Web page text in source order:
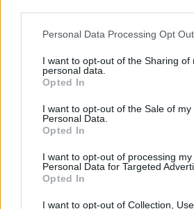
Please note that this website/app uses
not limited to your visit or usage
grant or deny consent to Google and
use your data for below specified
consent section.
Personal Data Processing Opt
I want to opt-out of the Sharing of
personal data.
Opted In
I want to opt-out of the Sale of my
Personal Data.
Opted In
I want to opt-out of processing my
Personal Data for Targeted
Opted In
I want to opt-out of Collection, Use,
A BAROKK ÖSSZES
KIVÁLÓ PROGRAM VÁR
GYŐRBEN
Majka koncert, jóga szeánsz,